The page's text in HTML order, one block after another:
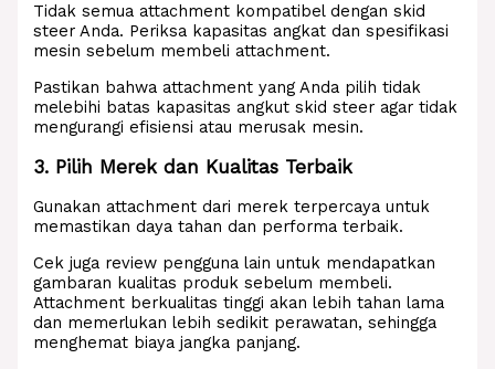
Tidak semua attachment kompatibel dengan skid
steer Anda. Periksa kapasitas angkat dan spesifikasi
mesin sebelum membeli attachment.
Pastikan bahwa attachment yang Anda pilih tidak
melebihi batas kapasitas angkut skid steer agar tidak
mengurangi efisiensi atau merusak mesin.
3. Pilih Merek dan Kualitas Terbaik
Gunakan attachment dari merek terpercaya untuk
memastikan daya tahan dan performa terbaik.
Cek juga review pengguna lain untuk mendapatkan
gambaran kualitas produk sebelum membeli.
Attachment berkualitas tinggi akan lebih tahan lama
dan memerlukan lebih sedikit perawatan, sehingga
menghemat biaya jangka panjang.